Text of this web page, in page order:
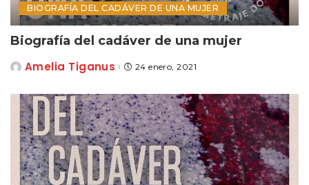
BIOGRAFÍA DEL CADÁVER DE UNA MUJER
Biografía del cadáver de una mujer
Posted
Amelia Tiganus 24 enero, 2021